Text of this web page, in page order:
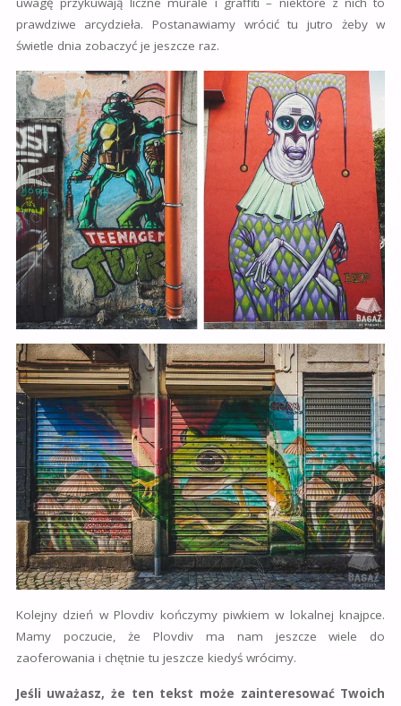
prawdziwe arcydzieła. Postanawiamy wrócić tu jutro żeby w
świetle dnia zobaczyć je jeszcze raz.
Kolejny dzień w Plovdiv kończymy piwkiem w lokalnej knajpce.
Mamy poczucie, że Plovdiv ma nam jeszcze wiele do
zaoferowania i chętnie tu jeszcze kiedyś wrócimy.
Jeśli uważasz, że ten tekst może zainteresować Twoich